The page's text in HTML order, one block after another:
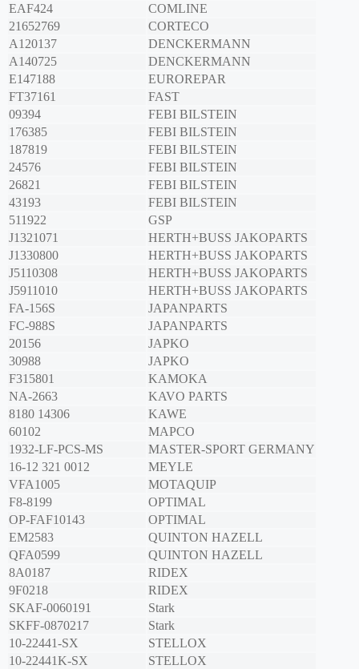
EAF424
COMLINE
21652769
CORTECO
A120137
DENCKERMANN
A140725
DENCKERMANN
E147188
EUROREPAR
FT37161
FAST
09394
FEBI BILSTEIN
176385
FEBI BILSTEIN
187819
FEBI BILSTEIN
24576
FEBI BILSTEIN
26821
FEBI BILSTEIN
43193
FEBI BILSTEIN
511922
GSP
J1321071
HERTH+BUSS JAKOPARTS
J1330800
HERTH+BUSS JAKOPARTS
J5110308
HERTH+BUSS JAKOPARTS
J5911010
HERTH+BUSS JAKOPARTS
FA-156S
JAPANPARTS
FC-988S
JAPANPARTS
20156
JAPKO
30988
JAPKO
F315801
KAMOKA
NA-2663
KAVO PARTS
8180 14306
KAWE
60102
MAPCO
1932-LF-PCS-MS
MASTER-SPORT GERMANY
16-12 321 0012
MEYLE
VFA1005
MOTAQUIP
F8-8199
OPTIMAL
OP-FAF10143
OPTIMAL
EM2583
QUINTON HAZELL
QFA0599
QUINTON HAZELL
8A0187
RIDEX
9F0218
RIDEX
SKAF-0060191
Stark
SKFF-0870217
Stark
10-22441-SX
STELLOX
10-22441K-SX
STELLOX